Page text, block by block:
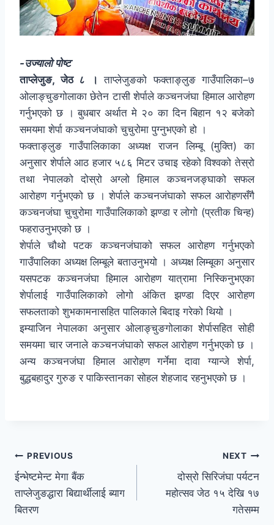
-उज्यालो पोष्ट
ताप्लेजुङ, जेठ ८ । ताप्लेजुङको फक्ताङ्लुङ गाउँपालिका–७
ओलाङ्चुङगोलाका छेतेन टासी शेर्पाले कञ्चनजंघा हिमाल आरोहण
गर्नुभएको छ । बुधबार अर्थात मे २० का दिन बिहान १२ बजेको
समयमा शेर्पा कञ्चनजंघाको चुचुरोमा पुग्नुभएको हो ।
फक्ताङ्लुङ गाउँपालिकाका अध्यक्ष राजन लिम्बू (मुक्ति) का
अनुसार शेर्पाले आठ हजार ५८६ मिटर उचाइ रहेको विश्वको तेस्रो
तथा नेपालको दोस्रो अग्लो हिमाल कञ्चनजङ्घाको सफल
आरोहण गर्नुभएको छ । शेर्पाले कञ्चनजंघाको सफल आरोहणसँगै
कञ्चनजंघा चुचुरोमा गाउँपालिकाको झण्डा र लोगो (प्रतीक चिन्ह)
फहराउनुभएको छ ।
शेर्पाले चौथो पटक कञ्चनजंघाको सफल आरोहण गर्नुभएको
गाउँपालिका अध्यक्ष लिम्बूले बताउनुभयो । अध्यक्ष लिम्बूका अनुसार
यसपटक कञ्चनजंघा हिमाल आरोहण यात्रामा निस्किनुभएका
शेर्पालाई गाउँपालिकाको लोगो अंकित झण्डा दिएर आरोहण
सफलताको शुभकामनासहित पालिकाले बिदाइ गरेको थियो ।
इम्याजिन नेपालका अनुसार ओलाङ्चुङगोलाका शेर्पासहित सोही
समयमा चार जनाले कञ्चनजंघाको सफल आरोहण गर्नुभएको छ ।
अन्य कञ्चनजंघा हिमाल आरोहण गर्नेमा दावा ग्यान्जे शेर्पा,
बुद्धबहादुर गुरुङ र पाकिस्तानका सोहल शेहजाद रहनुभएको छ ।
PREVIOUS
ईन्भेष्टमेन्ट मेगा बैंक
ताप्लेजुङद्धारा बिद्यार्थीलाई ब्याग
बितरण
NEXT
दोस्रो सिरिजंघा पर्यटन
महोत्सव जेठ १५ देखि १७
गतेसम्म